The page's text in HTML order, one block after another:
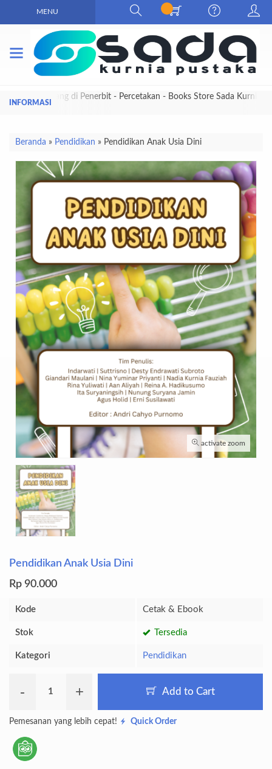
MENU
Selamat Datang di Penerbit - Percetakan - Books Store Sada Kurnia
Beranda » Pendidikan » Pendidikan Anak Usia Dini
activate zoom
Pendidikan Anak Usia Dini
Rp 90.000
Kode Cetak & Ebook
Stok Tersedia
Kategori Pendidikan
- + Add to Cart
Pemesanan yang lebih cepat! Quick Order